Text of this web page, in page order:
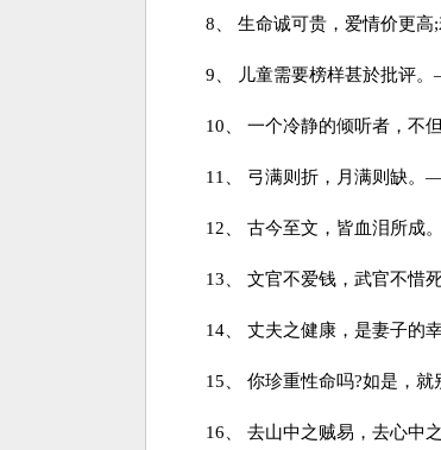
8、 生命诚可贵，爱情价更高;
9、 儿童需要榜样甚於批评
10、 一个冷静的倾听者，不
11、 弓满则折，月满则缺。
12、 古今至文，皆血泪所成
13、 文官不爱钱，武官不惜
14、 丈夫之健康，是妻子的
15、 你珍重性命吗?如是，就
16、 去山中之贼易，去心中